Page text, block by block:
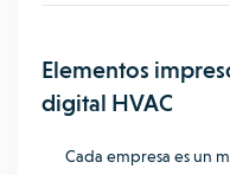
Elementos
digital HVAC
Cada empresa es un